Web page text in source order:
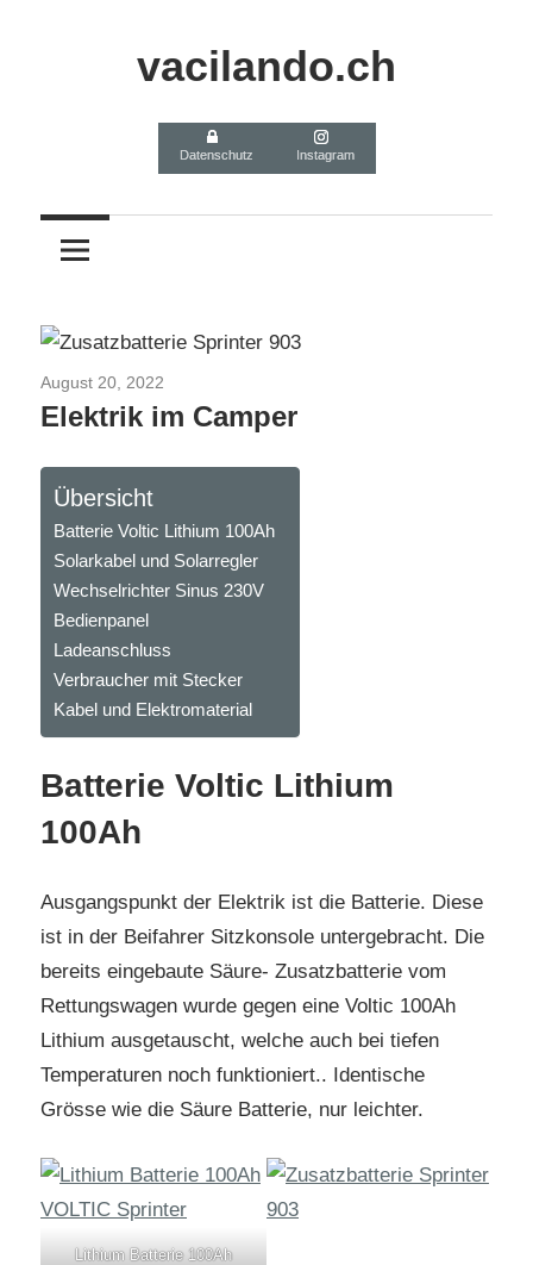
vacilando.ch
Datenschutz Instagram
August 20, 2022
Elektrik im Camper
Übersicht
Batterie Voltic Lithium 100Ah
Solarkabel und Solarregler
Wechselrichter Sinus 230V
Bedienpanel
Ladeanschluss
Verbraucher mit Stecker
Kabel und Elektromaterial
Batterie Voltic Lithium
100Ah
Ausgangspunkt der Elektrik ist die Batterie. Diese
ist in der Beifahrer Sitzkonsole untergebracht. Die
bereits eingebaute Säure- Zusatzbatterie vom
Rettungswagen wurde gegen eine Voltic 100Ah
Lithium ausgetauscht, welche auch bei tiefen
Temperaturen noch funktioniert.. Identische
Grösse wie die Säure Batterie, nur leichter.
Lithium Batterie 100Ah